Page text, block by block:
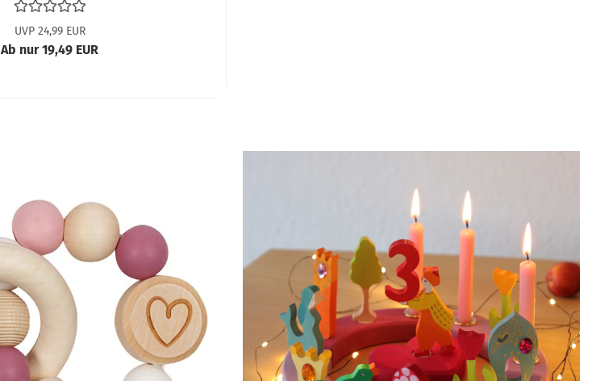
UVP 24,99 EUR
Ab nur 19,49 EUR